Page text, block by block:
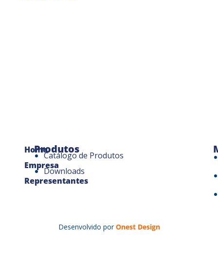
Home
Empresa
Representantes
Produtos
Catálogo de Produtos
Downloads
Desenvolvido por Onest Design